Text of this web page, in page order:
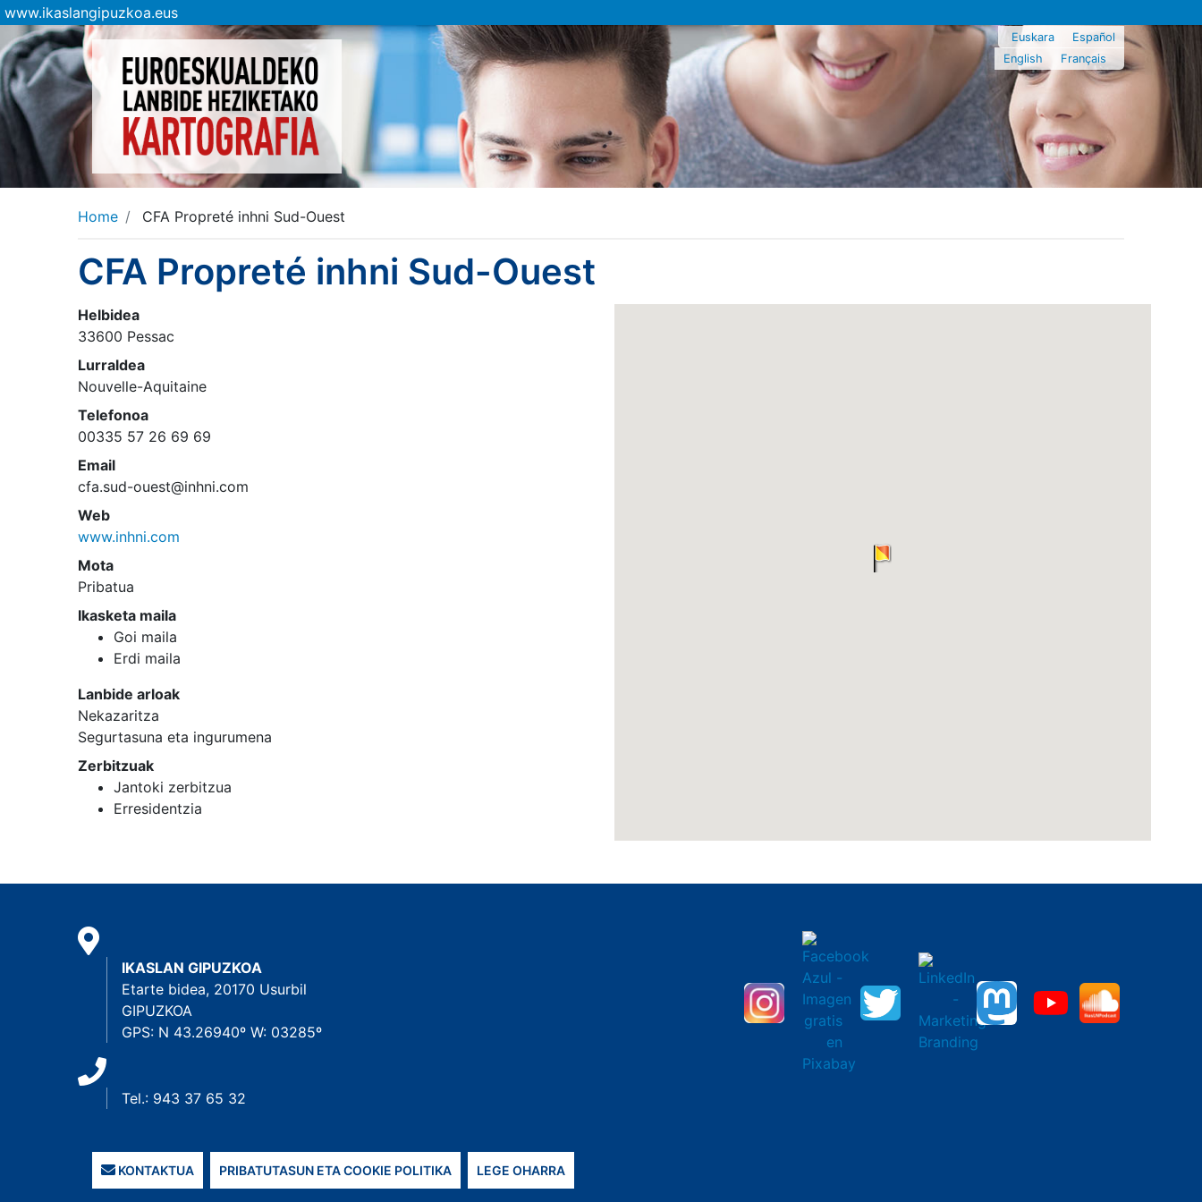
www.ikaslangipuzkoa.eus
Euskara
Español
English
Français
Home CFA Propreté inhni Sud-Ouest
CFA Propreté inhni Sud-Ouest
Helbidea
33600 Pessac
Lurraldea
Nouvelle-Aquitaine
Telefonoa
00335 57 26 69 69
Email
cfa.sud-ouest@inhni.com
Web
www.inhni.com
Mota
Pribatua
Ikasketa maila
Goi maila
Erdi maila
Lanbide arloak
Nekazaritza
Segurtasuna eta ingurumena
Zerbitzuak
Jantoki zerbitzua
Erresidentzia
IKASLAN GIPUZKOA
Etarte bidea, 20170 Usurbil
GIPUZKOA
GPS: N 43.26940º W: 03285º
Tel.: 943 37 65 32
KONTAKTUA PRIBATUTASUN ETA COOKIE POLITIKA LEGE OHARRA